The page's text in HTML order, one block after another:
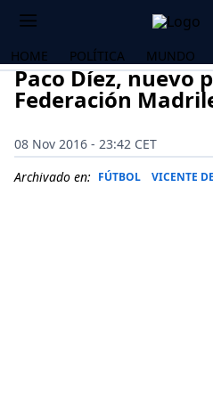
HOME POLÍTICA MUNDO
Paco Díez, nuevo
Federación
08 Nov 2016 - 23:42 CET
Archivado en: FÚTBOL VICENTE